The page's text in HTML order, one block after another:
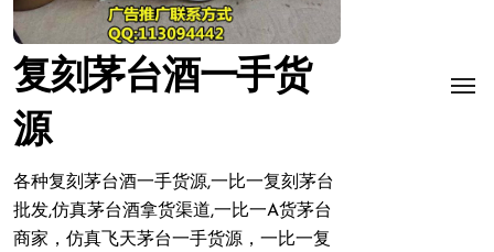
复刻茅台酒一手货
源
各种复刻茅台酒一手货源,一比一复刻茅台
批发,仿真茅台酒拿货渠道,一比一A货茅台
商家，仿真飞天茅台一手货源，一比一复